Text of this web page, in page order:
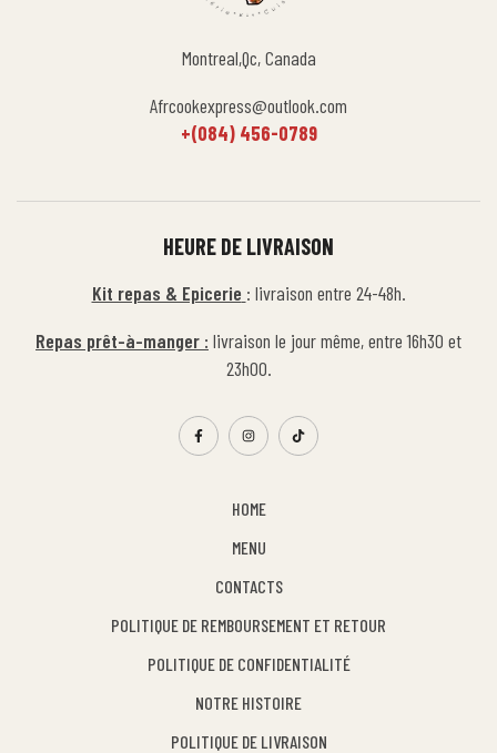
Montreal,Qc, Canada
Afrcookexpress@outlook.com
+(084) 456-0789
HOME
MENU
CONTACTS
POLITIQUE DE REMBOURSEMENT ET RETOUR
POLITIQUE DE CONFIDENTIALITÉ
NOTRE HISTOIRE
POLITIQUE DE LIVRAISON
HEURE DE LIVRAISON
Kit repas & Epicerie : livraison entre 24-48h.
Repas prêt-à-manger : livraison le jour même, entre 16h30 et
23h00.